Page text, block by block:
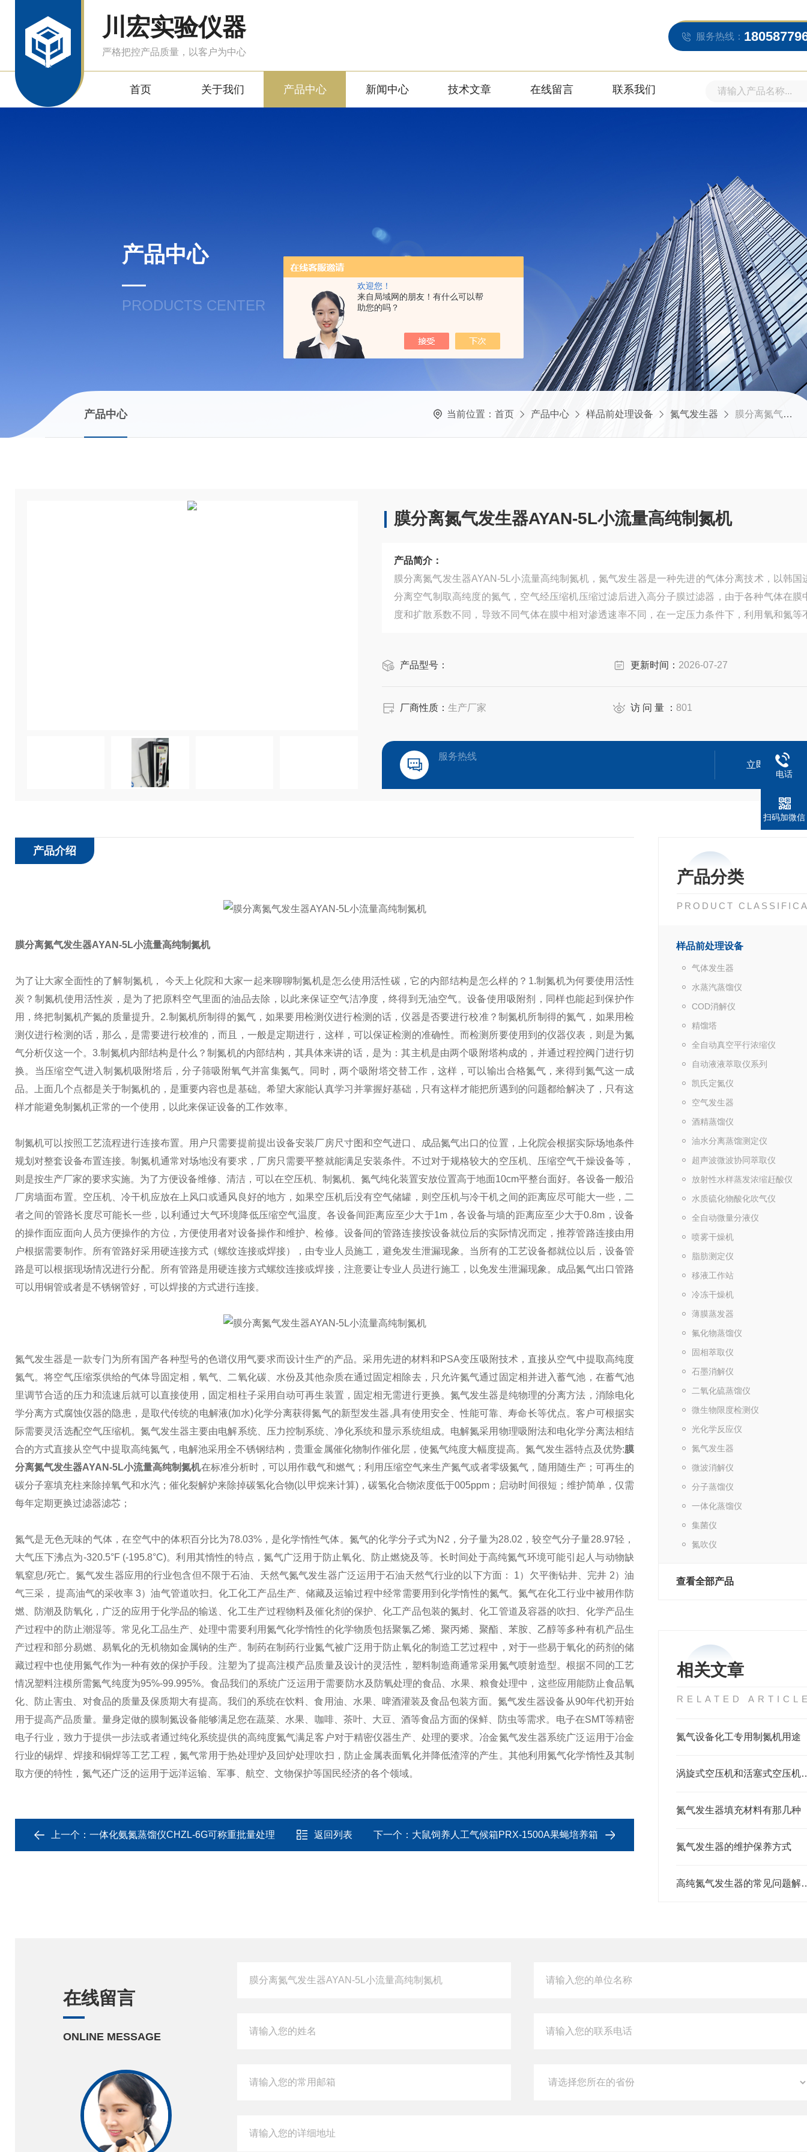
欢迎您！
来自局域网的朋友！有什么可以帮
助您的吗？
川宏实验仪器
严格把控产品质量，以客户为中心
服务热线：
首页 关于我们 产品中心 新闻中心 技术文章 在线留言 联系我们
产品中心
PRODUCTS CENTER
产品中心 当前位置： 首页 产品中心 样品前处理设备 氮气发生器 膜分离氮气发生器AYAN-5L小流量高纯制氮机
膜分离氮气发生器AYAN-5L小流量高纯制氮机
产品简介：
膜分离氮气发生器AYAN-5L小流量高纯制氮机，氮气发生器是一种先进的气体分离技术，以韩国
分离空气制取高纯度的氮气，空气经压缩机压缩过滤后进入高分子膜过滤器，由于各种气体在膜
度和扩散系数不同，导致不同气体在膜中相对渗透速率不同，在一定压力条件下，利用氧和氮等
产品型号： 更新时间： 2026-07-27
厂商性质： 生产厂家 访 问 量 ：801
服务热线
立即咨询
产品分类
PRODUCT
样品前处理设备
气体发生器
水蒸汽蒸馏仪
COD消解仪
精馏塔
全自动真空平行浓缩仪
自动液液萃取仪系列
凯氏定氮仪
空气发生器
酒精蒸馏仪
油水分离蒸馏测定仪
超声波微波协同萃取仪
放射性水样蒸发浓缩赶酸仪
水质硫化物酸化吹气仪
全自动微量分液仪
喷雾干燥机
脂肪测定仪
移液工作站
冷冻干燥机
薄膜蒸发器
氟化物蒸馏仪
固相萃取仪
石墨消解仪
二氧化硫蒸馏仪
微生物限度检测仪
光化学反应仪
氮气发生器
微波消解仪
分子蒸馏仪
一体化蒸馏仪
集菌仪
氮吹仪
查看全部产品
相关文章
RELATED
氮气设备化工专用制氮机用途
涡旋式空压机和
氮气发生器填充材料有那几种
氮气发生器的维护保养方式
高纯氮气发生
产品介绍
膜分离氮气发生器AYAN-5L小流量高纯制氮机
为了让大家全面性的了解制氮机， 今天上化院和大家一起来聊聊制氮机是怎么使用活性碳，它的内部结构是怎么样的？ 1.制氮机为何要使用活性
炭？ 制氮机使用活性炭，是为了把原料空气里面的油品去除，以此来保证空气洁净度，终得到无油空气。设备使用吸附剂，同样也能起到保护作
用，终把制氮机产氮的质量提升。 2.制氮机所制得的氮气，如果要用检测仪进行检测的话，仪器是否要进行校准？ 制氮机所制得的氮气，如果用检
测仪进行检测的话，那么，是需要进行校准的，而且，一般是定期进行，这样，可以保证检测的准确性。而检测所要使用到的仪器仪表，则是为氮
气分析仪这一个。3.制氮机内部结构是什么？制氮机的内部结构，其具体来讲的话，是为：其主机是由两个吸附塔构成的，并通过程控阀门进行切
换。当压缩空气进入制氮机吸附塔后，分子筛吸附氧气并富集氮气。同时，两个吸附塔交替工作，这样，可以输出合格氮气，来得到氮气这一成
品。
上面几个点都是关于制氮机的，是重要内容也是基础。希望大家能认真学习并掌握好基础，只有这样才能把所遇到的问题都给解决了，只有这
样才能避免制氮机正常的一个使用，以此来保证设备的工作效率。
制氮机可以按照工艺流程进行连接布置。用户只需要提前提出设备安装厂房尺寸图和空气进口、成品氮气出口的位置，上化院会根据实际场地条件
规划对整套设备布置连接。制氮机通常对场地没有要求，厂房只需要平整就能满足安装条件。不过对于规格较大的空压机、压缩空气干燥设备等，
则是按生产厂家的要求实施。为了方便设备维修、清洁，可以在空压机、制氮机、氮气纯化装置安放位置高于地面10cm平整台面好。 各设备一般沿
厂房墙面布置。空压机、冷干机应放在上风口或通风良好的地方，如果空压机后没有空气储罐，则空压机与冷干机之间的距离应尽可能大一些，二
者之间的管路长度尽可能长一些，以利通过大气环境降低压缩空气温度。各设备间距离应至少大于1m，各设备与墙的距离应至少大于0.8m，设备
的操作面应面向人员方便操作的方位，方便使用者对设备操作和维护、检修。 设备间的管路连接按设备就位后的实际情况而定，推荐管路连接由用
户根据需要制作。所有管路好采用硬连接方式（螺纹连接或焊接），由专业人员施工，避免发生泄漏现象。 当所有的工艺设备都就位以后，设备管
路是可以根据现场情况进行分配。所有管路是用硬连接方式螺纹连接或焊接，注意要让专业人员进行施工，以免发生泄漏现象。成品氮气出口管路
可以用铜管或者是不锈钢管好，可以焊接的方式进行连接。
氮气发生器是一款专门为所有国产各种型号的色谱仪用气要求而设计生产的产品。采用先进的材料和PSA变压吸附技术，直接从空气中提取高纯度
氮气。将空气压缩泵供给的气体导固定相，氧气、二氧化碳、水份及其他杂质在通过固定相除去，只允许氮气通过固定相并进入蓄气池，在蓄气池
里调节合适的压力和流速后就可以直接使用，固定相柱子采用自动可再生装置，固定相无需进行更换。氮气发生器是纯物理的分离方法，消除电化
学分离方式腐蚀仪器的隐患，是取代传统的电解液(加水)化学分离获得氮气的新型发生器,具有使用安全、性能可靠、寿命长等优点。客户可根据实
际需要灵活选配空气压缩机。氮气发生器主要由电解系统、压力控制系统、净化系统和显示系统组成。电解氮采用物理吸附法和电化学分离法相结
合的方式直接从空气中提取高纯氮气，电解池采用全不锈钢结构，贵重金属催化物制作催化层，使氮气纯度大幅度提高。氮气发生器特点及优势:膜
分离氮气发生器AYAN-5L小流量高纯制氮机在标准分析时，可以用作载气和燃气；利用压缩空气来生产氮气或者零级氮气，随用随生产； 可再生的
碳分子塞填充柱来除掉氧气和水汽； 催化裂解炉来除掉碳氢化合物(以甲烷来计算)，碳氢化合物浓度低于005ppm； 启动时间很短； 维护简单，仅需
每年定期更换过滤器滤芯；
氮气是无色无味的气体，在空气中的体积百分比为78.03%，是化学惰性气体。氮气的化学分子式为N2，分子量为28.02，较空气分子量28.97轻，
大气压下沸点为-320.5°F (-195.8°C)。利用其惰性的特点，氮气广泛用于防止氧化、防止燃烧及等。长时间处于高纯氮气环境可能引起人与动物缺
氧窒息/死亡。 氮气发生器应用的行业包含但不限于石油、天然气氮气发生器广泛运用于石油天然气行业的以下方面： 1）欠平衡钻井、完井 2）油
气三采， 提高油气的采收率 3）油气管道吹扫。化工化工产品生产、储藏及运输过程中经常需要用到化学惰性的氮气。氮气在化工行业中被用作防
燃、防潮及防氧化，广泛的应用于化学品的输送、化工生产过程物料及催化剂的保护、化工产品包装的氮封、化工管道及容器的吹扫、化学产品生
产过程中的防止潮湿等。常见化工品生产、处理中需要利用氮气化学惰性的化学物质包括聚氯乙烯、聚丙烯、聚酯、苯胺、乙醇等多种有机产品生
产过程和部分易燃、易氧化的无机物如金属钠的生产。 制药在制药行业氮气被广泛用于防止氧化的制造工艺过程中，对于一些易于氧化的药剂的储
藏过程中也使用氮气作为一种有效的保护手段。注塑为了提高注模产品质量及设计的灵活性，塑料制造商通常采用氮气喷射造型。根据不同的工艺
情况塑料注模所需氮气纯度为95%-99.995%。 食品我们的系统广泛运用于需要防水及防氧处理的食品、水果、粮食处理中，这些应用能防止食品氧
化、防止害虫、对食品的质量及保质期大有提高。我们的系统在饮料、食用油、水果、啤酒灌装及食品包装方面。 氮气发生器设备从90年代初开始
用于提高产品质量。量身定做的膜制氮设备能够满足您在蔬菜、水果、咖啡、茶叶、大豆、酒等食品方面的保鲜、防虫等需求。 电子在SMT等精密
电子行业，致力于提供一步法或者通过纯化系统提供的高纯度氮气满足客户对于精密仪器生产、处理的要求。 冶金氮气发生器系统广泛运用于冶金
行业的锡焊、焊接和铜焊等工艺工程，氮气常用于热处理炉及回炉处理吹扫，防止金属表面氧化并降低渣滓的产生。 其他利用氮气化学惰性及其制
取方便的特性，氮气还广泛的运用于远洋运输、军事、航空、文物保护等国民经济的各个领域。
上一个： 一体化氨氮蒸馏仪CHZL-6G可称重批量处理 返回列表 下一个： 大鼠饲养人工气候箱PRX-1500A果蝇培养箱
在线留言
ONLINE MESSAGE
电话
扫码加微信